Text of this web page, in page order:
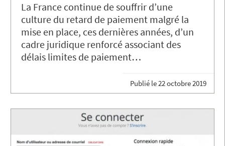
La France continue de souffrir d’une
culture du retard de paiement malgré la
mise en place, ces dernières années, d’un
cadre juridique renforcé associant des
délais limites de paiement…
Publié le22 octobre 2019